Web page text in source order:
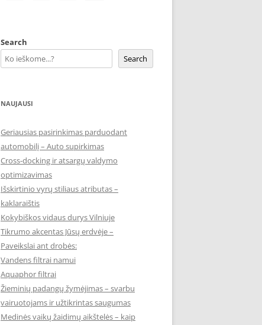
Search
Search
NAUJAUSI
Geriausias pasirinkimas parduodant
automobilį – Auto supirkimas
Cross-docking ir atsargų valdymo
optimizavimas
Išskirtinio vyrų stiliaus atributas –
kaklaraištis
Kokybiškos vidaus durys Vilniuje
Tikrumo akcentas Jūsų erdvėje –
Paveikslai ant drobės:
Vandens filtrai namui
Aquaphor filtrai
Žieminių padangų žymėjimas – svarbu
vairuotojams ir užtikrintas saugumas
Medinės vaikų žaidimų aikštelės – kaip